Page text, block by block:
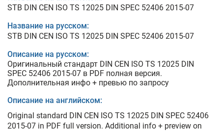
STB DIN CEN ISO TS 12025 DIN SPEC 52406 2015-07
Название на русском:
STB DIN CEN ISO TS 12025 DIN SPEC 52406 2015-07
Описание на русском:
Оригинальный стандарт DIN CEN ISO TS 12025 DIN
SPEC 52406 2015-07 в PDF полная версия.
Дополнительная инфо + превью по запросу
Описание на английском:
Original standard DIN CEN ISO TS 12025 DIN SPEC 52406
2015-07 in PDF full version. Additional info + preview on